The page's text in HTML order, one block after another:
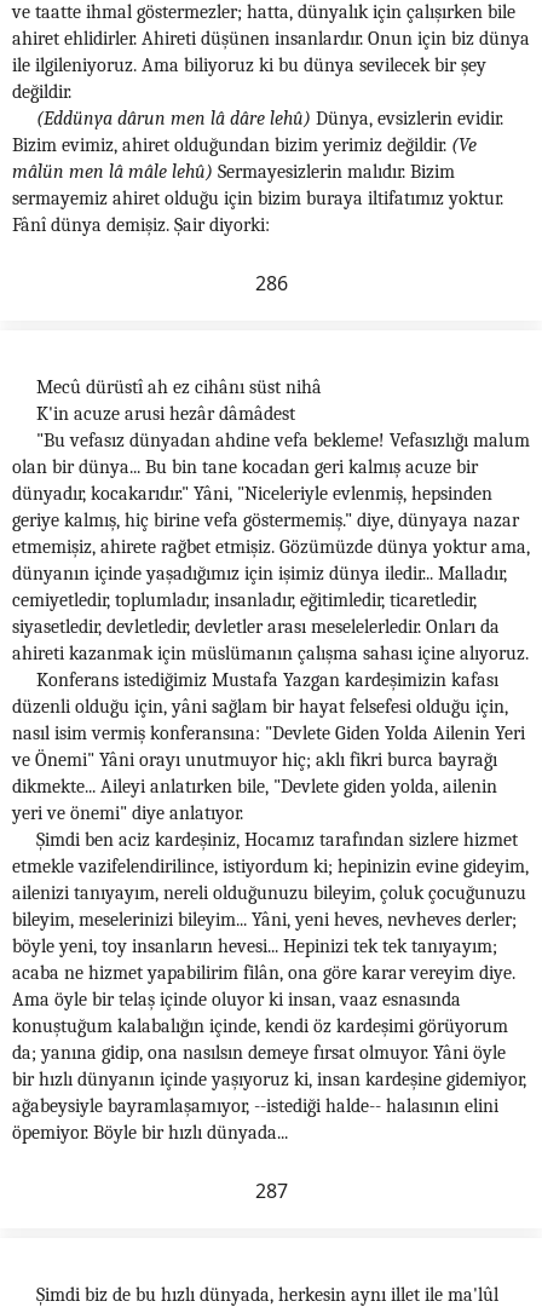
ve taatte ihmal göstermezler; hatta, dünyalık için çalışırken bile
ahiret ehlidirler. Ahireti düşünen insanlardır. Onun için biz dünya
ile ilgileniyoruz. Ama biliyoruz ki bu dünya sevilecek bir şey
değildir.
(Eddünya dârun men lâ dâre lehû) Dünya, evsizlerin evidir.
Bizim evimiz, ahiret olduğundan bizim yerimiz değildir. (Ve
mâlün men lâ mâle lehû) Sermayesizlerin malıdır. Bizim
sermayemiz ahiret olduğu için bizim buraya iltifatımız yoktur.
Fânî dünya demişiz. Şair diyorki:
286
Mecû dürüstî ah ez cihânı süst nihâ
K'in acuze arusi hezâr dâmâdest
"Bu vefasız dünyadan ahdine vefa bekleme! Vefasızlığı malum
olan bir dünya... Bu bin tane kocadan geri kalmış acuze bir
dünyadır, kocakarıdır." Yâni, "Niceleriyle evlenmiş, hepsinden
geriye kalmış, hiç birine vefa göstermemiş." diye, dünyaya nazar
etmemişiz, ahirete rağbet etmişiz. Gözümüzde dünya yoktur ama,
dünyanın içinde yaşadığımız için işimiz dünya iledir... Malladır,
cemiyetledir, toplumladır, insanladır, eğitimledir, ticaretledir,
siyasetledir, devletledir, devletler arası meselelerledir. Onları da
ahireti kazanmak için müslümanın çalışma sahası içine alıyoruz.
Konferans istediğimiz Mustafa Yazgan kardeşimizin kafası
düzenli olduğu için, yâni sağlam bir hayat felsefesi olduğu için,
nasıl isim vermiş konferansına: "Devlete Giden Yolda Ailenin Yeri
ve Önemi" Yâni orayı unutmuyor hiç; aklı fikri burca bayrağı
dikmekte... Aileyi anlatırken bile, "Devlete giden yolda, ailenin
yeri ve önemi" diye anlatıyor.
Şimdi ben aciz kardeşiniz, Hocamız tarafından sizlere hizmet
etmekle vazifelendirilince, istiyordum ki; hepinizin evine gideyim,
ailenizi tanıyayım, nereli olduğunuzu bileyim, çoluk çocuğunuzu
bileyim, meselerinizi bileyim... Yâni, yeni heves, nevheves derler;
böyle yeni, toy insanların hevesi... Hepinizi tek tek tanıyayım;
acaba ne hizmet yapabilirim filân, ona göre karar vereyim diye.
Ama öyle bir telaş içinde oluyor ki insan, vaaz esnasında
konuştuğum kalabalığın içinde, kendi öz kardeşimi görüyorum
da; yanına gidip, ona nasılsın demeye fırsat olmuyor. Yâni öyle
bir hızlı dünyanın içinde yaşıyoruz ki, insan kardeşine gidemiyor,
ağabeysiyle bayramlaşamıyor, --istediği halde-- halasının elini
öpemiyor. Böyle bir hızlı dünyada...
287
Şimdi biz de bu hızlı dünyada, herkesin aynı illet ile ma'lûl